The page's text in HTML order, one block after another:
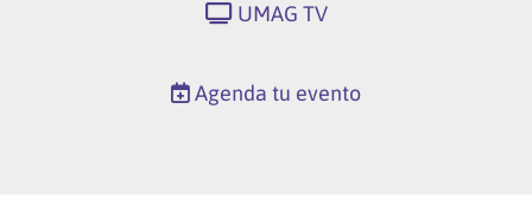
UMAG TV
Agenda tu evento